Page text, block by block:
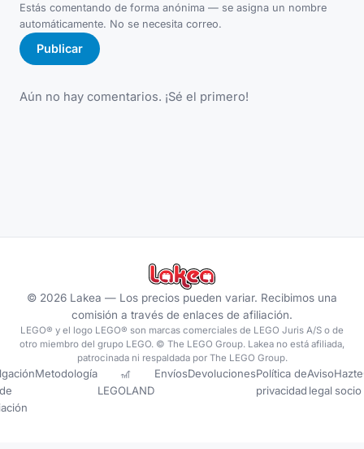
Estás comentando de forma anónima — se asigna un nombre
automáticamente. No se necesita correo.
Publicar
Aún no hay comentarios. ¡Sé el primero!
© 2026 Lakea — Los precios pueden variar. Recibimos una
comisión a través de enlaces de afiliación.
LEGO® y el logo LEGO® son marcas comerciales de LEGO Juris A/S o de
otro miembro del grupo LEGO. © The LEGO Group. Lakea no está afiliada,
patrocinada ni respaldada por The LEGO Group.
de
Metodología
🎢
LEGOLAND
EnvíosDevolucionesPolítica de
privacidad
Aviso
legal
Hazte
socio